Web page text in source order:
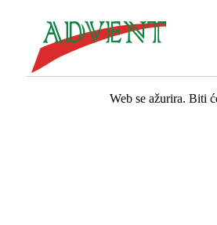
Web se ažurira. Biti